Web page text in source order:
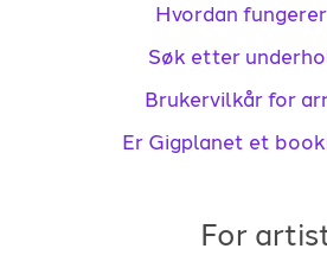
Hvordan
Søk etter
Brukervilkår for
Er Gigplanet et
For